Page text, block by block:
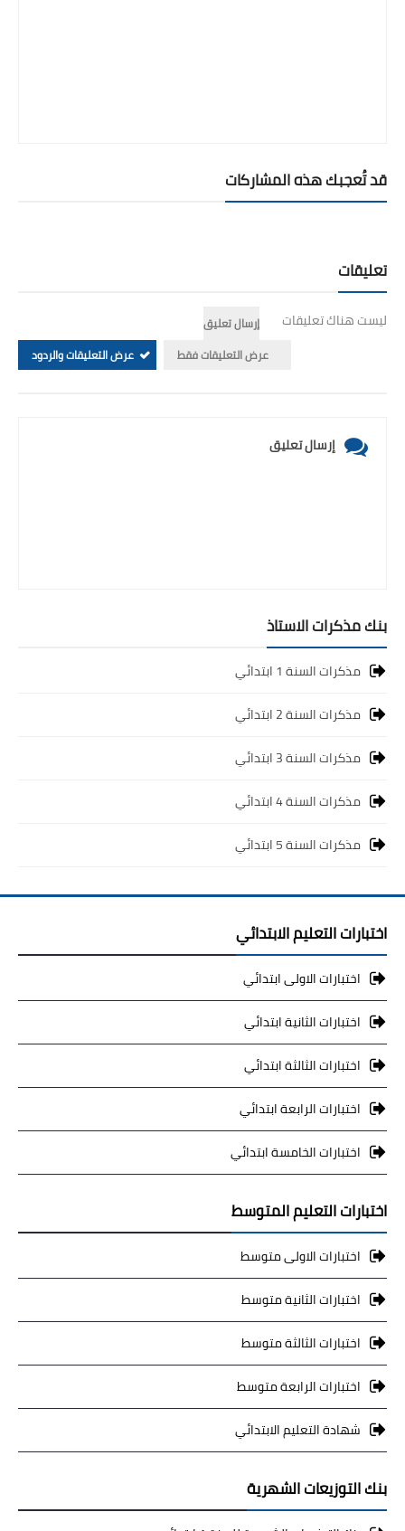
قد تُعجبك هذه المشاركات
تعليقات
ليست هناك تعليقات
إرسال تعليق
عرض التعليقات فقط
عرض التعليقات والردود
إرسال تعليق
بنك مذكرات الاستاذ
مذكرات السنة 1 ابتدائي
مذكرات السنة 2 ابتدائي
مذكرات السنة 3 ابتدائي
مذكرات السنة 4 ابتدائي
مذكرات السنة 5 ابتدائي
اختبارات التعليم الابتدائي
اختبارات الاولى ابتدائي
اختبارات الثانية ابتدائي
اختبارات الثالثة ابتدائي
اختبارات الرابعة ابتدائي
اختبارات الخامسة ابتدائي
اختبارات التعليم المتوسط
اختبارات الاولى متوسط
اختبارات الثانية متوسط
اختبارات الثالثة متوسط
اختبارات الرابعة متوسط
شهادة التعليم الابتدائي
بنك التوزيعات الشهرية